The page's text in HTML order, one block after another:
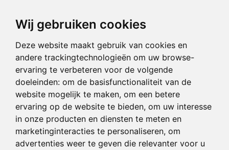
Wij gebruiken cookies
Deze website maakt gebruik van cookies en
andere trackingtechnologieën om uw browse-
ervaring te verbeteren voor de volgende
doeleinden: om de basisfunctionaliteit van de
website mogelijk te maken, om een betere
ervaring op de website te bieden, om uw interesse
in onze producten en diensten te meten en
marketinginteracties te personaliseren, om
advertenties weer te geven die relevanter voor u